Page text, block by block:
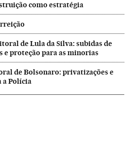
como estratégia
de Lula da Silva: subidas de
e proteção para as minorias
de Bolsonaro: privatizações e
a Polícia